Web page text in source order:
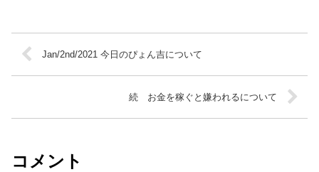
Jan/2nd/2021 今日のぴょん吉について
続 お金を稼ぐと嫌われるについて
コメント